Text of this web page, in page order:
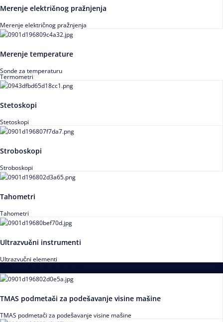
Merenje električnog pražnjenja
Merenje električnog pražnjenja
Merenje temperature
Sonde za temperaturu
Termometri
Stetoskopi
Stetoskopi
Stroboskopi
Stroboskopi
Tahometri
Tahometri
Ultrazvučni instrumenti
Ultrazvučni elementi
TMAS podmetači za podešavanje visine mašine
TMAS podmetači za podešavanje visine mašine